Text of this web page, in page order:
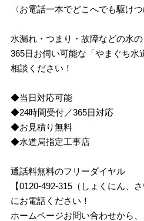
〈お電話一本でどこへでも駆け
水漏れ・つまり・故障などの水
365日お伺い可能な「やまぐち水
相談ください！
◆当日対応可能
◆24時間受付／365日対応
◆お見積り無料
◆水道局指定工事店
通話料無料のフリーダイヤル
【0120-492-315（しょくにん、
にお電話ください！
ホームページお問い合わせから